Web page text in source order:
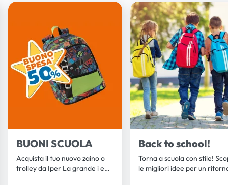
BUONI SCUOLA
Acquista il tuo nuovo zaino o
trolley da Iper La grande i e
Back to school!
Torna a scuola con stile!
le migliori idee per un